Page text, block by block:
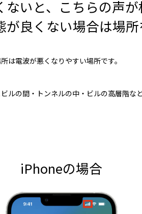
ないと、こちらの声
が良くない場合は場
は電波が悪くなりやすい場所です。
ルの間・トンネルの中・ビルの高層階な
iPhoneの場合